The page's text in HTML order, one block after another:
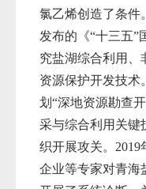
氯乙烯创造了条件
发布的《“十三五”
究盐湖综合利用、
资源保护开发技术
划“深地资源勘查
采与综合利用关键
织开展攻关。
企业等专家对青海